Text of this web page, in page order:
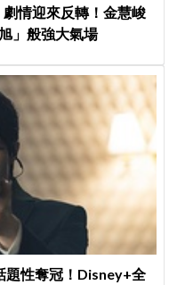
情迎來反轉！金慧峻
」般強大氣場
題性奪冠！Disney+全